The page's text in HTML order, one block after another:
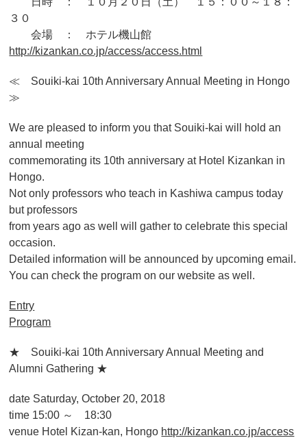
３０
会場 ： ホテル機山館
http://kizankan.co.jp/access/access.html
≪ Souiki-kai 10th Anniversary Annual Meeting in Hongo
≫
We are pleased to inform you that Souiki-kai will hold an
annual meeting
commemorating its 10th anniversary at Hotel Kizankan in
Hongo.
Not only professors who teach in Kashiwa campus today
but professors
from years ago as well will gather to celebrate this special
occasion.
Detailed information will be announced by upcoming email.
You can check the program on our website as well.
Entry
Program
★ Souiki-kai 10th Anniversary Annual Meeting and
Alumni Gathering ★
date Saturday, October 20, 2018
time 15:00 ～ 18:30
venue Hotel Kizan-kan, Hongo http://kizankan.co.jp/access